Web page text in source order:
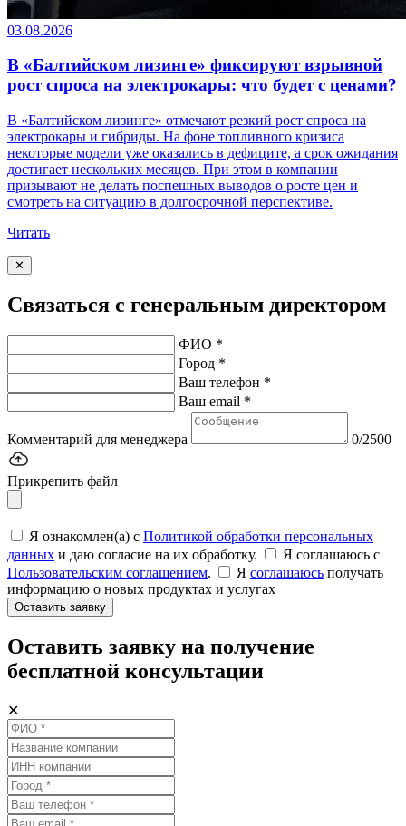
03.08.2026
В «Балтийском лизинге» фиксируют взрывной
рост спроса на электрокары: что будет с ценами?
В «Балтийском лизинге» отмечают резкий рост спроса на
электрокары и гибриды. На фоне топливного кризиса
некоторые модели уже оказались в дефиците, а срок ожидания
достигает нескольких месяцев. При этом в компании
призывают не делать поспешных выводов о росте цен и
смотреть на ситуацию в долгосрочной перспективе.
Читать
✕
Связаться с генеральным директором
ФИО *
Город *
Ваш телефон *
Ваш email *
Комментарий для менеджера 0/2500
Прикрепить файл
Я ознакомлен(а) с Политикой обработки персональных
данных и даю согласие на их обработку.
Я соглашаюсь c
Пользовательским соглашением. Я соглашаюсь получать
информацию о новых продуктах и услугах
Оставить заявку
Оставить заявку на получение
бесплатной консультации
✕